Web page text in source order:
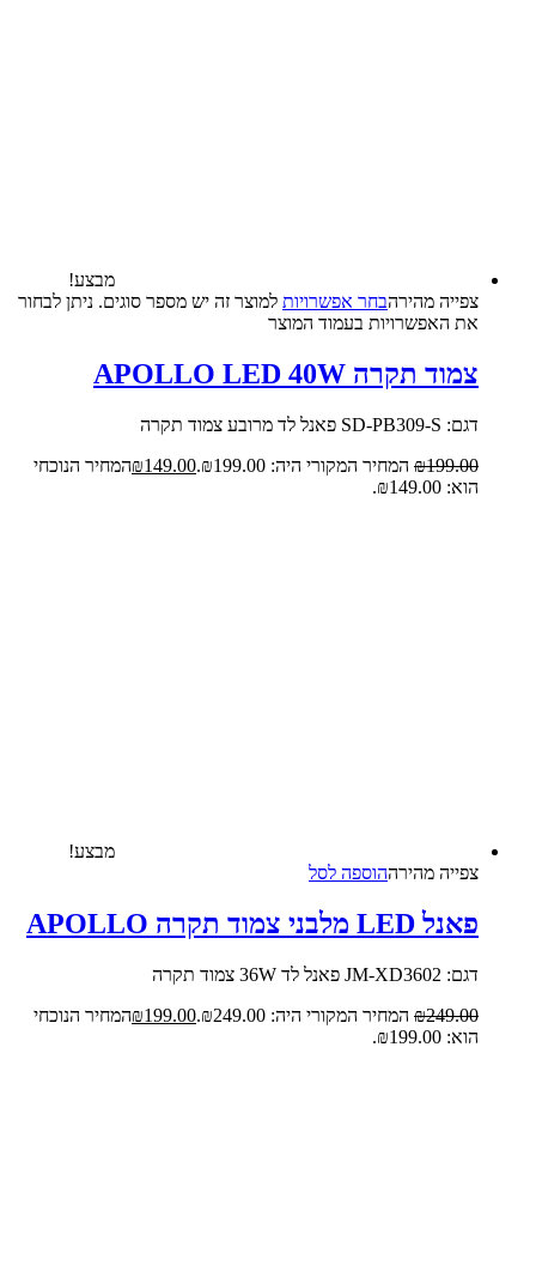
מבצע!
צפייה‬ ‫מהירה‬בחר אפשרויות למוצר זה יש מספר סוגים. ניתן לבחור
את האפשרויות בעמוד המוצר
צמוד תקרה APOLLO LED 40W
דגם: SD-PB309-S פאנל לד מרובע צמוד תקרה
₪199.00 המחיר המקורי היה: ₪199.00. ₪149.00
המחיר הנוכחי
הוא: ₪149.00.
מבצע!
צפייה‬ ‫מהירה‬הוספה לסל
פאנל LED מלבני צמוד תקרה APOLLO
דגם: JM-XD3602 פאנל לד 36W צמוד תקרה
₪249.00 המחיר המקורי היה: ₪249.00. ₪199.00
המחיר הנוכחי
הוא: ₪199.00.